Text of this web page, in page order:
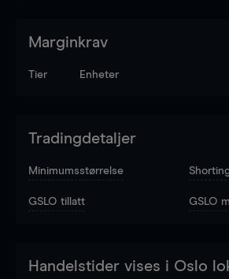
Marginkrav
Tier Enheter
Tradingdetaljer
Minimumsstørrelse
GSLO tillatt GSLO
Handelstider vises i Oslo